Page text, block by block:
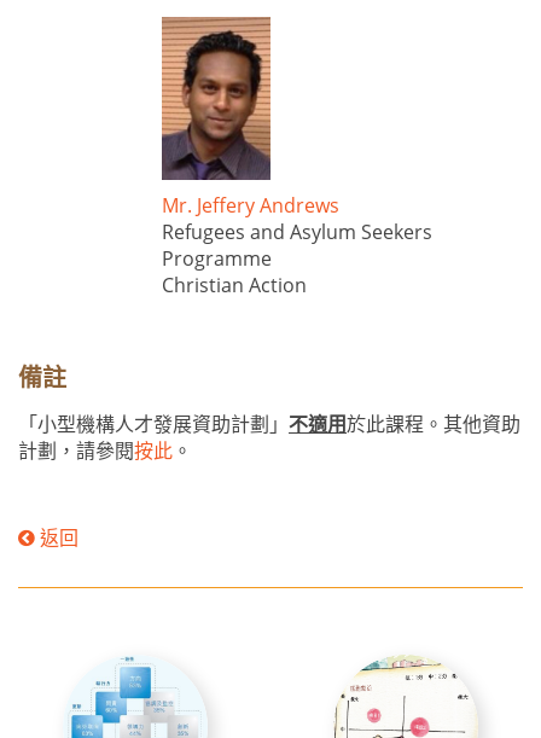
Mr. Jeffery Andrews
Refugees and Asylum Seekers
Programme
Christian Action
備註
「小型機構人才發展資助計劃」 不適用於此課程。其他資助
計劃，請參閱按此 。
返回